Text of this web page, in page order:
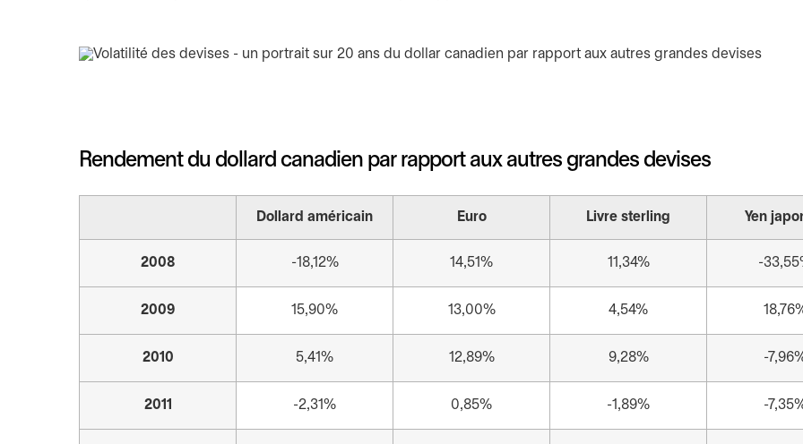
Rendement du dollard canadien par rapport aux autres grandes devises
Dollard américain Euro Livre sterling Yen
2008 -18,12% 14,51% 11,34% -
2009 15,90% 13,00% 4,54%
2010 5,41% 12,89% 9,28% -
2011 -2,31% 0,85% -1,89% -